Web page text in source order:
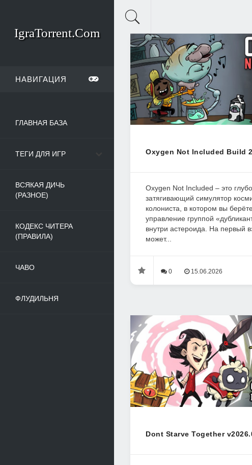
IgraTorrent.Com
НАВИГАЦИЯ
ГЛАВНАЯ БАЗА
ТЕГИ ДЛЯ ИГР
ВСЯКАЯ ДИЧЬ
(РАЗНОЕ)
КОДЕКС ЧИТЕРА
(ПРАВИЛА)
ЧАВО
ФЛУДИЛЬНЯ
Oxygen Not Included Build
Oxygen Not Included – это
затягивающий симулятор
колониста, в котором вы
управление группой
внутри астероида. На первый
может...
0 15.06.2026
Dont Starve Together